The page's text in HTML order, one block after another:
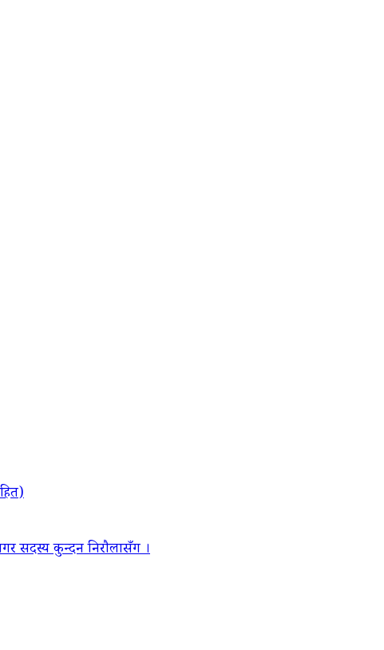
सदस्य कुन्दन निरौलासँग ।